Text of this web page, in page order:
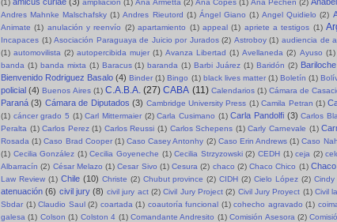
Andres Mahnke Malschafsky (1) Andres Rieutord (1) Ángel Giano (1) Angel Quidielo (2)
Animate (1) anulación y reenvío (2) apartamiento (1) appeal (1) apriete a testigos (1)
Incapaces (1) Asociación Paraguaya de Juicio por Jurados (2) Astroboy (1) audiencia de
(1) automovilista (2) autopercibida mujer (1) Avanza Libertad (1) Avellaneda (2) Ayuso (1)
banda (1) banda mixta (1) Baracus (1) baranda (1) Barbi Juárez (1) Baridón (2) Bariloche
Bienvenido Rodriguez Basalo (4) Binder (1) Bingo (1) black lives matter (1) Boletín (1)
policial (4) Buenos Aires (1) C.A.B.A. (27) CABA (11) Calendarios (1) Cámara de
Paraná (3) Cámara de Diputados (3) Cambridge University Press (1) Camila Petran (1)
(1) cáncer grado 5 (1) Carl Mittermaier (2) Carla Cusimano (1) Carla Pandolfi (3) Carlos
Peralta (1) Carlos Perez (1) Carlos Reussi (1) Carlos Schepens (1) Carly Carnevale (1)
Rosada (1) Caso Brad Cooper (1) Caso Casey Antonhy (2) Caso Erin Andrews (1) Caso
(1) Cecilia González (1) Cecilia Goyeneche (1) Cecilia Strzyzowski (2) CEDH (1) ceja (2)
Albarracín (2) César Melazo (1) Cesar Sivo (1) Cesura (2) chaco (2) Chaco Chico (1)
Law Review (1) Chile (10) Christe (2) Chubut province (2) CIDH (2) Cielo López (2) Cindy
atenuación (6) civil jury (8) civil jury act (2) Civil Jury Project (2) Civil Jury Proyect (1) Civil
Sbdar (1) Claudio Saul (2) coartada (1) coautoría funcional (1) cohecho agravado (1)
galesa (1) Colson (1) Colston 4 (1) Comandante Andresito (1) Comisión Asesora (2)